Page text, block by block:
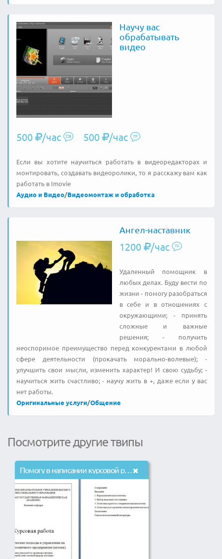
Научу вас
обрабатывать
видео
500 /час 500 /час
Если вы хотите научиться работать в видеоредакторах и
монтировать, создавать видеоролики, то я расскажу вам как
работать в Imovie
Аудио и Видео/Видеомонтаж и обработка
Ангел-наставник
1200 /час
Удаленный помощник в
любых делах. Буду вести по
жизни - помогу разобраться
в себе и в отношениях с
окружающими; - принять
сложные и важные
решения; - получить
неоспоримое преимущество перед конкурентами в любой
сфере деятельности (прокачать морально-волевые); -
улучшить свои мысли, изменить характер! И свою судьбу; -
научиться жить счастливо; - научу жить в +, даже если у вас
нет работы.
Оригинальные услуги/Общение
Посмотрите другие твипы
Помогу в написании курсовой работы по теме туризма